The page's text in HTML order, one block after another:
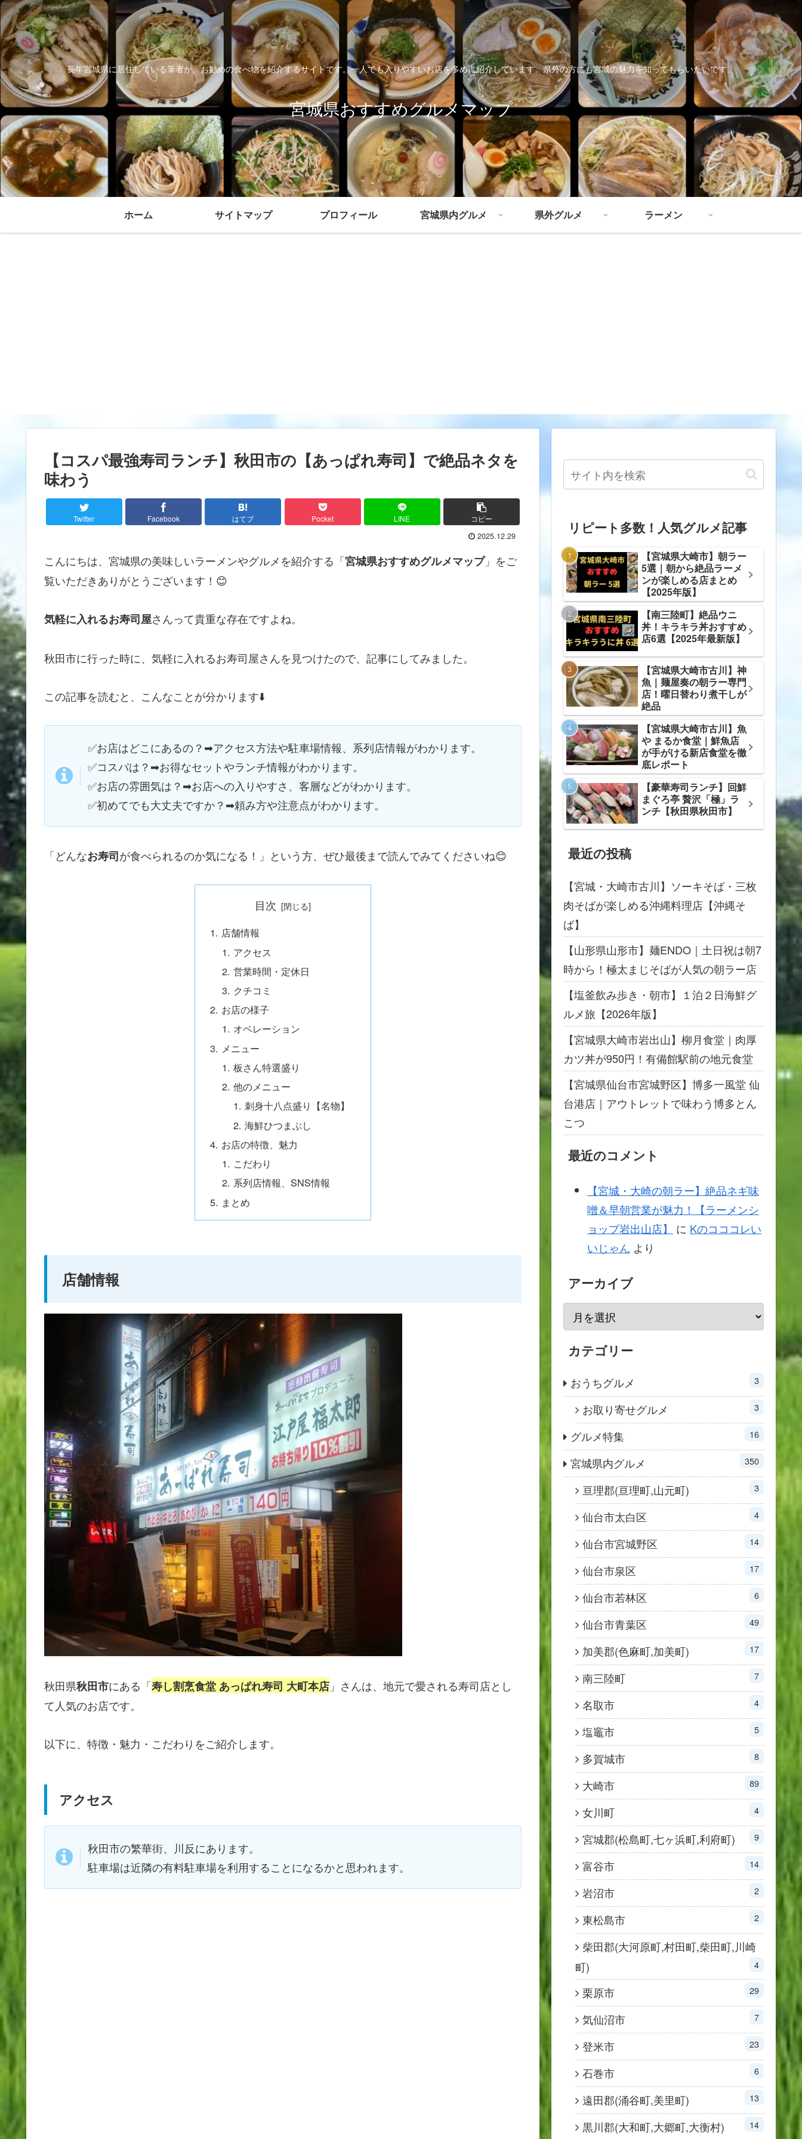
長年宮城県に居住している筆者が、お勧めの食べ物を紹介するサイトです。一人でも入りやすいお店を多めに紹介しています。県外の方にも宮城の魅力を知ってもらいたいです。
宮城県おすすめグルメマップ
ホーム サイトマップ プロフィール 宮城県内グルメ 県外グルメ ラーメン
【コスパ最強寿司ランチ】秋田市の【あっぱれ寿司】で絶品ネタを
味わう
Twitter Facebook はてブ Pocket LINE コピー
2025.12.29
こんにちは、宮城県の美味しいラーメンやグルメを紹介する「宮城県おすすめグルメマップ」をご
覧いただきありがとうございます！😊
気軽に入れるお寿司屋さんって貴重な存在ですよね。
秋田市に行った時に、気軽に入れるお寿司屋さんを見つけたので、記事にしてみました。
この記事を読むと、こんなことが分かります⬇️
✅お店はどこにあるの？➡アクセス方法や駐車場情報、系列店情報がわかります。
✅コスパは？➡お得なセットやランチ情報がわかります。
✅お店の雰囲気は？➡お店への入りやすさ、客層などがわかります。
✅初めてでも大丈夫ですか？➡頼み方や注意点がわかります。
「どんなお寿司が食べられるのか気になる！」という方、ぜひ最後まで読んでみてくださいね😊
目次
店舗情報
アクセス
営業時間・定休日
クチコミ
お店の様子
オペレーション
メニュー
板さん特選盛り
他のメニュー
刺身十八点盛り【名物】
海鮮ひつまぶし
お店の特徴、魅力
こだわり
系列店情報、SNS情報
まとめ
店舗情報
秋田県秋田市にある「寿し割烹食堂 あっぱれ寿司 大町本店 」さんは、地元で愛される寿司店とし
て人気のお店です。
以下に、特徴・魅力・こだわりをご紹介します。
アクセス
秋田市の繁華街、川反にあります。
駐車場は近隣の有料駐車場を利用することになるかと思われます。
リピート多数！人気グルメ記事
【宮城県大崎市】朝ラー
5選｜朝から絶品ラーメ
ンが楽しめる店まとめ
【2025年版】
【南三陸町】絶品ウニ
丼！キラキラ丼おすすめ
店6選【2025年最新版】
【宮城県大崎市古川】神
魚｜麺屋奏の朝ラー専門
店！曜日替わり煮干しが
絶品
【宮城県大崎市古川】魚
や まるか食堂｜鮮魚店
が手がける新店食堂を徹
底レポート
【豪華寿司ランチ】回鮮
まぐろ亭 贅沢「極」ラ
ンチ【秋田県秋田市】
最近の投稿
【宮城・大崎市古川】ソーキそば・三枚
肉そばが楽しめる沖縄料理店【沖縄そ
ば】
【山形県山形市】麺ENDO｜土日祝は朝7
時から！極太まじそばが人気の朝ラー店
【塩釜飲み歩き・朝市】１泊２日海鮮グ
ルメ旅【2026年版】
【宮城県大崎市岩出山】柳月食堂｜肉厚
カツ丼が950円！有備館駅前の地元食堂
【宮城県仙台市宮城野区】博多一風堂 仙
台港店｜アウトレットで味わう博多とん
こつ
最近のコメント
【宮城・大崎の朝ラー】絶品ネギ味
噌＆早朝営業が魅力！【ラーメンシ
ョップ岩出山店】
に Kのコココレい
いじゃん より
アーカイブ
カテゴリー
おうちグルメ 3
お取り寄せグルメ 3
グルメ特集 16
宮城県内グルメ 350
亘理郡(亘理町,山元町) 3
仙台市太白区 4
仙台市宮城野区 14
仙台市泉区 17
仙台市若林区 6
仙台市青葉区 49
加美郡(色麻町,加美町) 17
南三陸町 7
名取市 4
塩竈市 5
多賀城市 8
大崎市 89
女川町 4
宮城郡(松島町,七ヶ浜町,利府町) 9
富谷市 14
岩沼市 2
東松島市 2
柴田郡(大河原町,村田町,柴田町,川崎
町)
4
栗原市 29
気仙沼市 7
登米市 23
石巻市 6
遠田郡(涌谷町,美里町) 13
黒川郡(大和町,大郷町,大衡村) 14